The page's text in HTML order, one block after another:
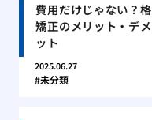
費用だけじゃない？
矯正のメリット・デ
ット
2025.06.27
未分類